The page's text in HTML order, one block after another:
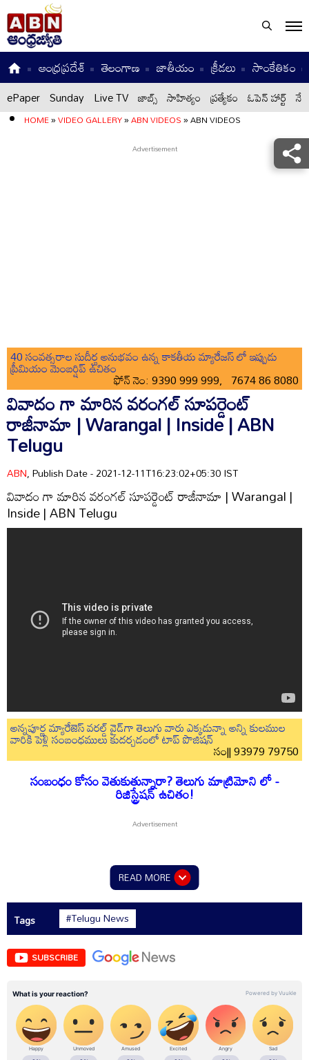
ఆంధ్రప్రదేశ్ తెలంగాణ జాతీయం క్రీడలు సాంకేతికం
ePaper Sunday Live TV జాబ్స్ సాహిత్యం ప్రత్యేకం ఓపెన్ హార్ట్
HOME»VIDEO GALLERY»ABN VIDEOS»ABN VIDEOS
40 సంవత్సరాల సుదీర్ఘ అనుభవం ఉన్న కాకతీయ మ్యారేజస్ లో ఇప్పుడు
ప్రీమియం మెంబర్షిప్ ఉచితం
ఫోన్ నెం: 9390 999 999, 7674 86 8080
వివాదం గా మారిన వరంగల్ సూపర్డెంట్
రాజీనామా | Warangal | Inside | ABN
Telugu
ABN, Publish Date - 2021-12-11T16:23:02+05:30 IST
వివాదం గా మారిన వరంగల్ సూపర్డెంట్ రాజీనామా | Warangal |
Inside | ABN Telugu
అన్నపూర్ణ మ్యారేజెస్ వరల్డ్ వైడ్‌గా తెలుగు వారు ఎక్కడున్నా అన్ని కులముల
వారికి పెళ్లి సంబంధములు కుదర్చడంలో టాప్ పొజిషన్
సం|| 93979 79750
సంబంధం కోసం వెతుకుతున్నారా? తెలుగు మాట్రిమోని లో -
రిజిస్ట్రేషన్ ఉచితం!
READ MORE
Tags #Telugu News
SUBSCRIBE